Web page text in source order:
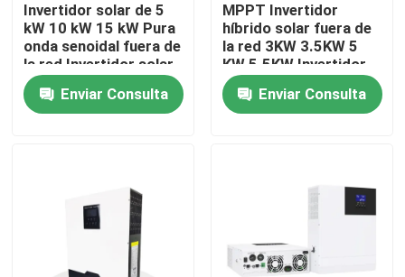
Contacto
noticias
Batería de la ión de litio LiFePO4
batería de 12v LiFePO4
Invertidor solar de 5
kW 10 kW 15 kW Pura
onda senoidal fuera de
la red Invertidor solar
híbrido de 3 fases
Enviar Consulta
MPPT Invertidor
híbrido solar fuera de
la red 3KW 3.5KW 5
KW 5.5KW Invertidor
solar
Enviar Consulta